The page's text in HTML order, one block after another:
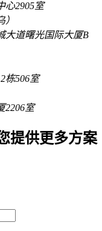
心2905室
大道曙光国际大厦B
栋506室
2206室
提供更多方案